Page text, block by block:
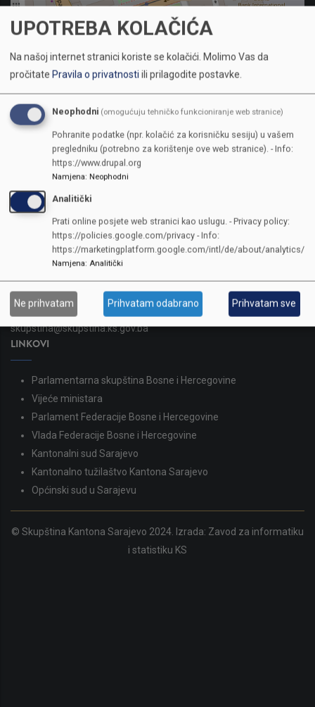
KONTAKTI
SKUPŠTINA
387 33 562-044
387 33 562-210
skupstina@skupstina.ks.gov.ba
LINKOVI
Parlamentarna skupština Bosne i Hercegovine
Vijeće ministara
Parlament Federacije Bosne i Hercegovine
Vlada Federacije Bosne i Hercegovine
Kantonalni sud Sarajevo
Kantonalno tužilaštvo Kantona Sarajevo
Općinski sud u Sarajevu
© Skupština Kantona Sarajevo 2024. Izrada: Zavod za informatiku
i statistiku KS
UPOTREBA KOLAČIĆA
Na našoj internet stranici koriste se kolačići. Molimo Vas da
pročitate Pravila o privatnostiili prilagodite postavke.
Neophodni (omogućuju tehničko funkcioniranje web stranice)
Pohranite podatke (npr. kolačić za korisničku sesiju) u vašem
pregledniku (potrebno za korištenje ove web stranice). - Info:
https://www.drupal.org
Namjena: Neophodni
Analitički
Prati online posjete web stranici kao uslugu. - Privacy policy:
https://policies.google.com/privacy - Info:
https://marketingplatform.google.com/intl/de/about/analytics/
Namjena: Analitički
Ne prihvatam Prihvatam odabrano Prihvatam sve